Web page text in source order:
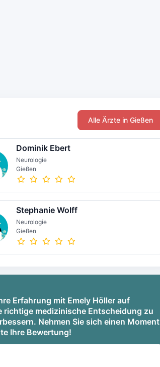
Alle Ärzte in Gießen
Dominik Ebert
Neurologie
Gießen
Stephanie Wolff
Neurologie
Gießen
Erfahrung mit Emely Höller auf
medizinische Entscheidung zu
Nehmen Sie sich einen Moment
Ihre Bewertung!